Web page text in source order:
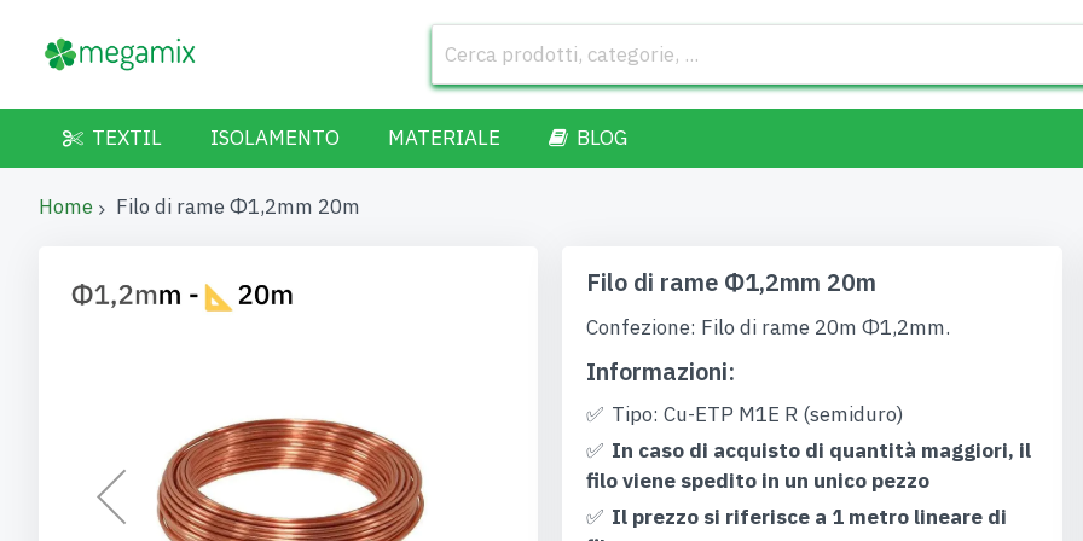
TEXTIL ISOLAMENTO MATERIALE BLOG
Home Filo di rame Φ1,2mm 20m
Vai
alla
immagini
Filo di rame Φ1,2mm 20m
Confezione: Filo di rame 20m Φ1,2mm.
Informazioni:
Tipo: Cu-ETP M1E R (semiduro)
In caso di acquisto di quantità maggiori, il
filo viene spedito in un unico pezzo
Il prezzo si riferisce a 1 metro lineare di